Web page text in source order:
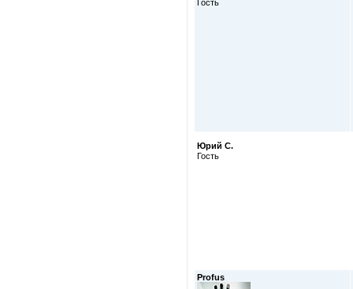
Гость
Юрий С.
Гость
Profus